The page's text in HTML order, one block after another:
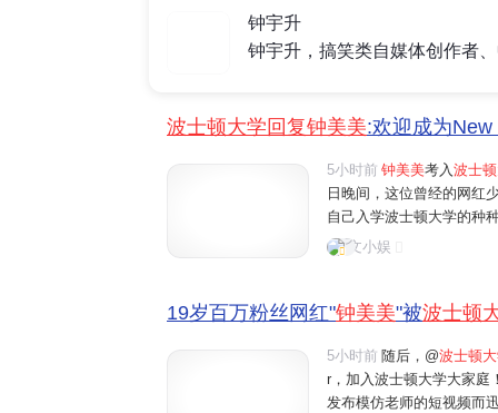
钟宇升
波士顿大学回复钟美美:欢迎成为
5小时前 钟美美考入波士
日晚间，这位曾经的网红
自己入学波士顿大学的种
话："我上的波士顿大学是
文小娱
19岁百万粉丝网红"钟美美"被波士顿
5小时前 随后，@波士顿
r，加入波士顿大学大家庭
发布模仿老师的短视频而